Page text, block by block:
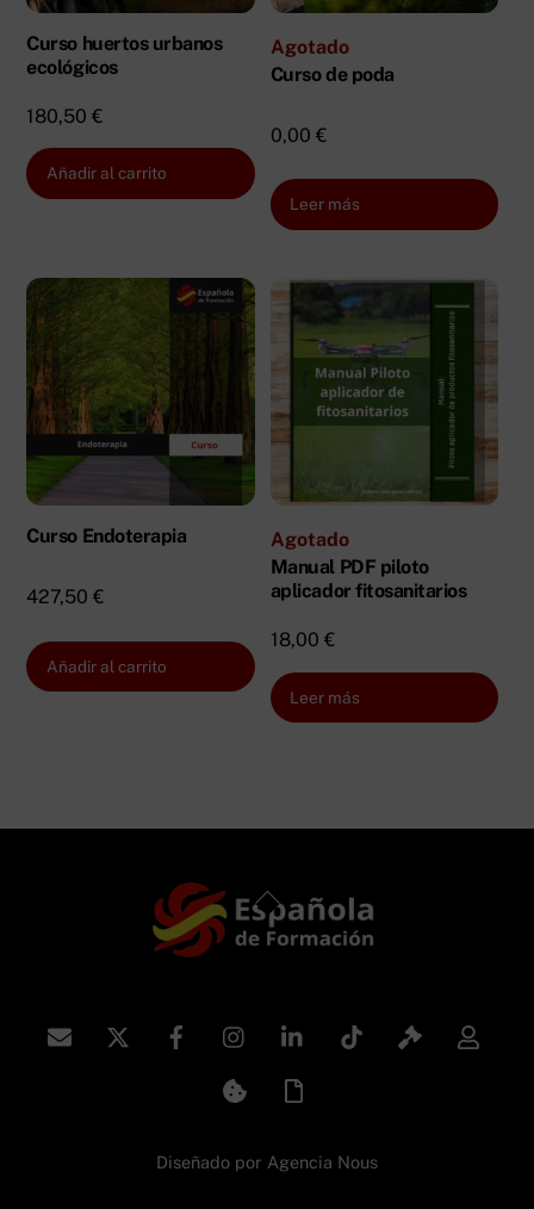
Curso huertos urbanos
ecológicos
180,50€
Añadir al carrito
Agotado
Curso de poda
0,00 €
Leer más
Curso Endoterapia
427,50€
Añadir al carrito
Agotado
Manual PDF piloto
aplicador fitosanitarios
18,00 €
Leer más
Back
To
Diseñado por Agencia Nous